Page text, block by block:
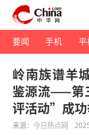
要闻 手机 平
岭南族谱羊
鉴源流——第
评活动”成
来源： 今日热点网